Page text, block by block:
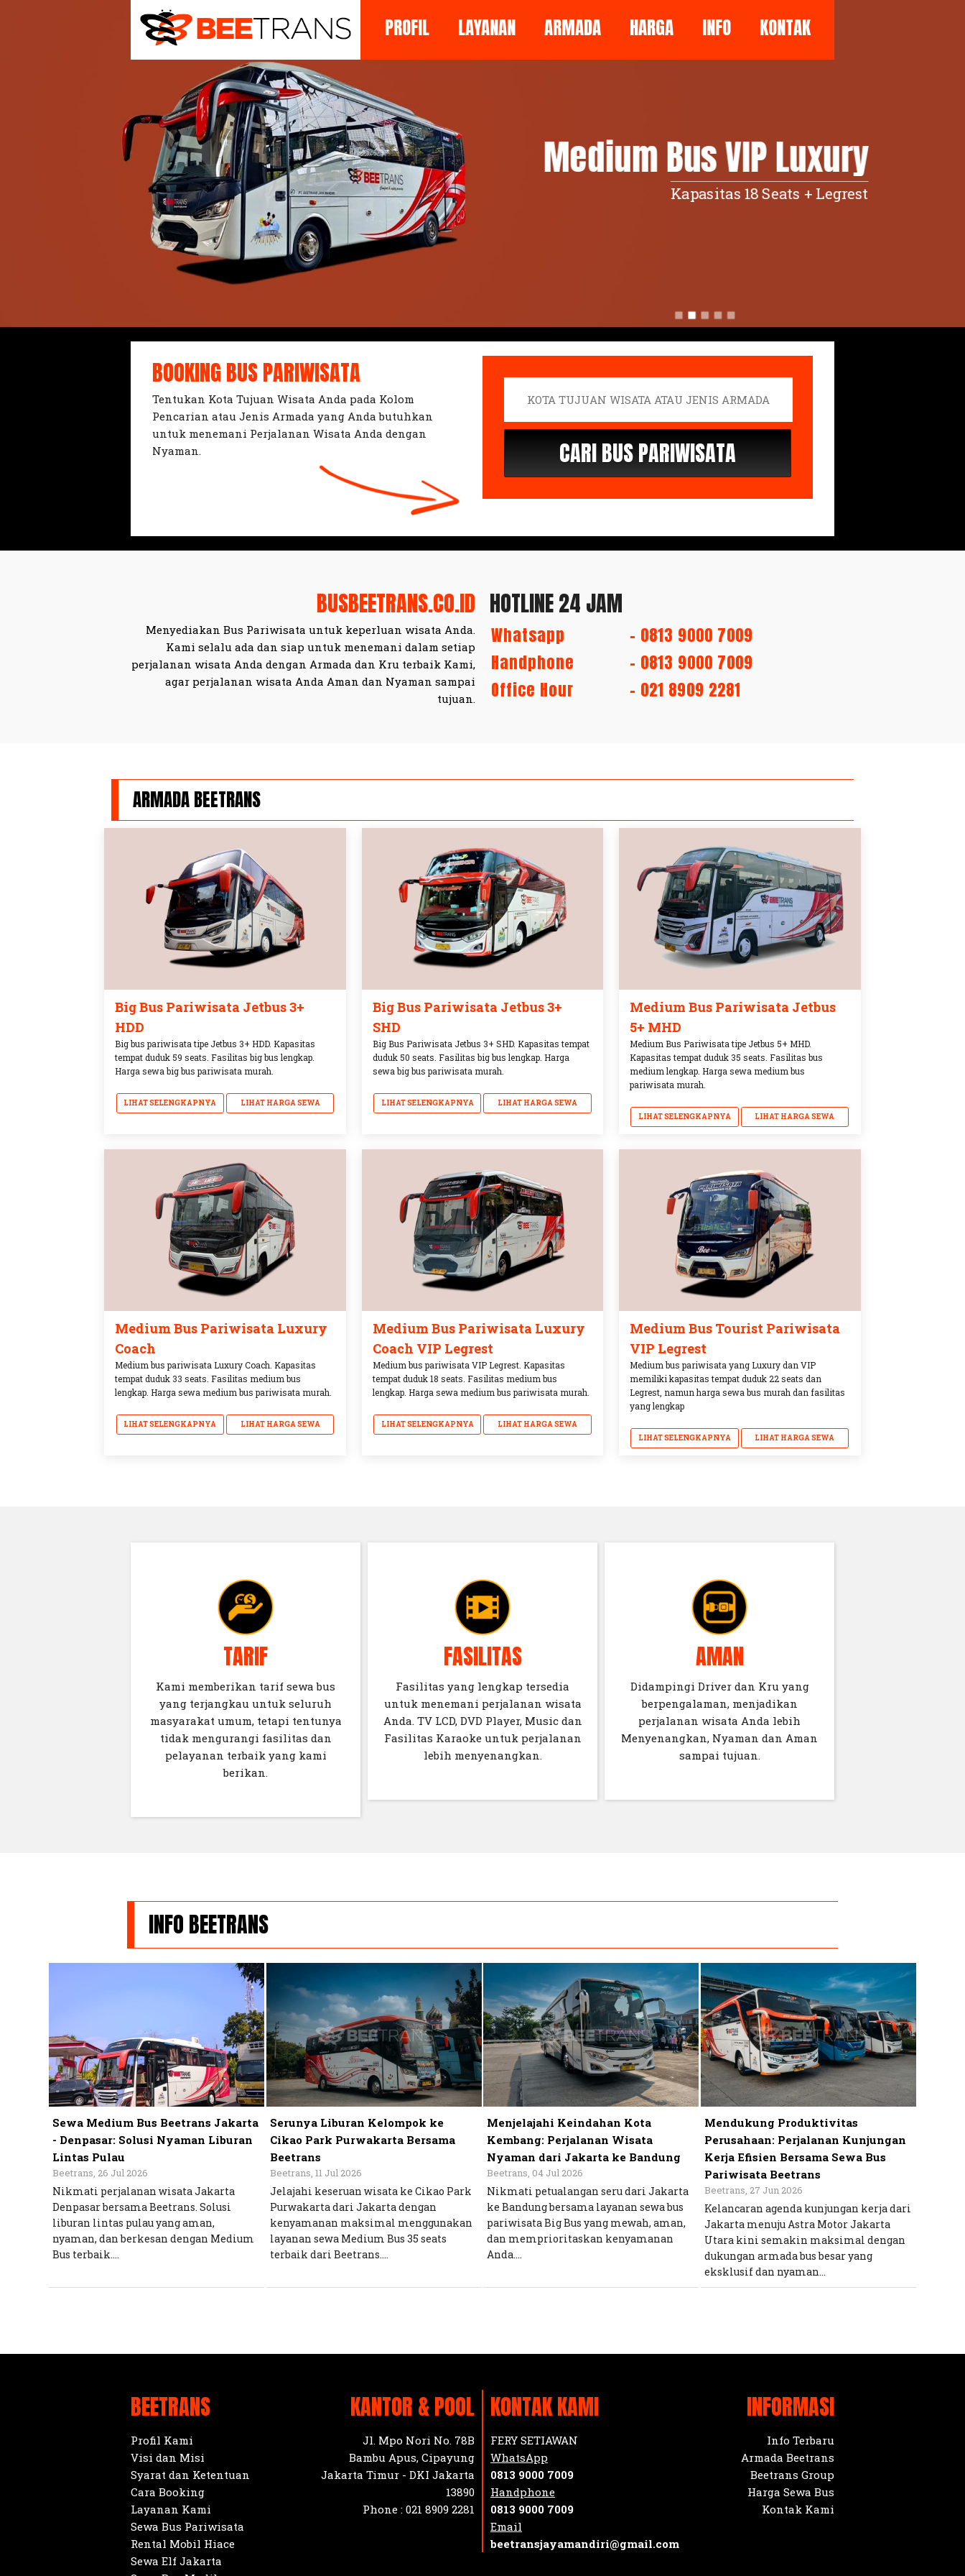
PROFIL LAYANAN ARMADA HARGA INFO KONTAK
Medium Bus VIP Luxury
Kapasitas 18 Seats + Legrest
BOOKING BUS PARIWISATA
Tentukan Kota Tujuan Wisata Anda pada Kolom
Pencarian atau Jenis Armada yang Anda butuhkan
untuk menemani Perjalanan Wisata Anda dengan
Nyaman.
BUSBEETRANS.CO.ID
Menyediakan Bus Pariwisata untuk keperluan wisata Anda.
Kami selalu ada dan siap untuk menemani dalam setiap
perjalanan wisata Anda dengan Armada dan Kru terbaik Kami,
agar perjalanan wisata Anda Aman dan Nyaman sampai
tujuan.
HOTLINE 24 JAM
Whatsapp - 0813 9000 7009
Handphone
- 0813 9000 7009
Office Hour
- 021 8909 2281
ARMADA BEETRANS
Big Bus Pariwisata Jetbus 3+
HDD
Big bus pariwisata tipe Jetbus 3+ HDD. Kapasitas
tempat duduk 59 seats. Fasilitas big bus lengkap.
Harga sewa big bus pariwisata murah.
LIHAT SELENGKAPNYA LIHAT HARGA SEWA
Big Bus Pariwisata Jetbus 3+
SHD
Big Bus Pariwisata Jetbus 3+ SHD. Kapasitas tempat
duduk 50 seats. Fasilitas big bus lengkap. Harga
sewa big bus pariwisata murah.
LIHAT SELENGKAPNYA LIHAT HARGA SEWA
Medium Bus Pariwisata Jetbus
5+ MHD
Medium Bus Pariwisata tipe Jetbus 5+ MHD.
Kapasitas tempat duduk 35 seats. Fasilitas bus
medium lengkap. Harga sewa medium bus
pariwisata murah.
LIHAT SELENGKAPNYA LIHAT HARGA SEWA
Medium Bus Pariwisata Luxury
Coach
Medium bus pariwisata Luxury Coach. Kapasitas
tempat duduk 33 seats. Fasilitas medium bus
lengkap. Harga sewa medium bus pariwisata murah.
LIHAT SELENGKAPNYA LIHAT HARGA SEWA
Medium Bus Pariwisata Luxury
Coach VIP Legrest
Medium bus pariwisata VIP Legrest. Kapasitas
tempat duduk 18 seats. Fasilitas medium bus
lengkap. Harga sewa medium bus pariwisata murah.
LIHAT SELENGKAPNYA LIHAT HARGA SEWA
Medium Bus Tourist Pariwisata
VIP Legrest
Medium bus pariwisata yang Luxury dan VIP
memiliki kapasitas tempat duduk 22 seats dan
Legrest, namun harga sewa bus murah dan fasilitas
yang lengkap
LIHAT SELENGKAPNYA LIHAT HARGA SEWA
TARIF
Kami memberikan tarif sewa bus
yang terjangkau untuk seluruh
masyarakat umum, tetapi tentunya
tidak mengurangi fasilitas dan
pelayanan terbaik yang kami
berikan.
FASILITAS
Fasilitas yang lengkap tersedia
untuk menemani perjalanan wisata
Anda. TV LCD, DVD Player, Music dan
Fasilitas Karaoke untuk perjalanan
lebih menyenangkan.
AMAN
Didampingi Driver dan Kru yang
berpengalaman, menjadikan
perjalanan wisata Anda lebih
Menyenangkan, Nyaman dan Aman
sampai tujuan.
INFO BEETRANS
Sewa Medium Bus Beetrans Jakarta
- Denpasar: Solusi Nyaman Liburan
Lintas Pulau
Beetrans, 26 Jul 2026
Nikmati perjalanan wisata Jakarta
Denpasar bersama Beetrans. Solusi
liburan lintas pulau yang aman,
nyaman, dan berkesan dengan Medium
Bus terbaik....
Serunya Liburan Kelompok ke
Cikao Park Purwakarta Bersama
Beetrans
Beetrans, 11 Jul 2026
Jelajahi keseruan wisata ke Cikao Park
Purwakarta dari Jakarta dengan
kenyamanan maksimal menggunakan
layanan sewa Medium Bus 35 seats
terbaik dari Beetrans....
Menjelajahi Keindahan Kota
Kembang: Perjalanan Wisata
Nyaman dari Jakarta ke Bandung
Beetrans, 04 Jul 2026
Nikmati petualangan seru dari Jakarta
ke Bandung bersama layanan sewa bus
pariwisata Big Bus yang mewah, aman,
dan memprioritaskan kenyamanan
Anda....
Mendukung Produktivitas
Perusahaan: Perjalanan Kunjungan
Kerja Efisien Bersama Sewa Bus
Pariwisata Beetrans
Beetrans, 27 Jun 2026
Kelancaran agenda kunjungan kerja dari
Jakarta menuju Astra Motor Jakarta
Utara kini semakin maksimal dengan
dukungan armada bus besar yang
eksklusif dan nyaman...
BEETRANS
Profil Kami
Visi dan Misi
Syarat dan Ketentuan
Cara Booking
Layanan Kami
Sewa Bus Pariwisata
Rental Mobil Hiace
Sewa Elf Jakarta
KANTOR & POOL
Jl. Mpo Nori No. 78B
Bambu Apus, Cipayung
Jakarta Timur - DKI Jakarta
13890
Phone : 021 8909 2281
KONTAK KAMI
FERY SETIAWAN
WhatsApp
0813 9000 7009
Handphone
0813 9000 7009
Email
beetransjayamandiri@gmail.com
INFORMASI
Info Terbaru
Armada Beetrans
Beetrans Group
Harga Sewa Bus
Kontak Kami